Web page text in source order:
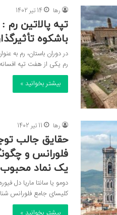
رها 14 تیر 1402
تپه پالاتین
باشکوه
در دوران باستان، رم به
رم یکی از هفت تپه
بیشتر بخوانید »
رها 11 تیر 1402
حقایق جالب
فلورانس و
یک نماد محبوب
دومو یا سانتا ماریا دل
کلیسای جامع فلورانس